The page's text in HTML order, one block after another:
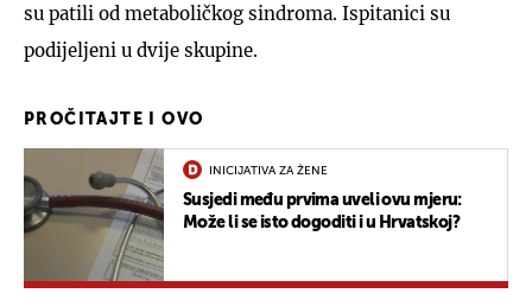
su patili od metaboličkog sindroma. Ispitanici su
podijeljeni u dvije skupine.
PROČITAJTE I OVO
INICIJATIVA ZA ŽENE
Susjedi među prvima uveli ovu mjeru:
Može li se isto dogoditi i u Hrvatskoj?